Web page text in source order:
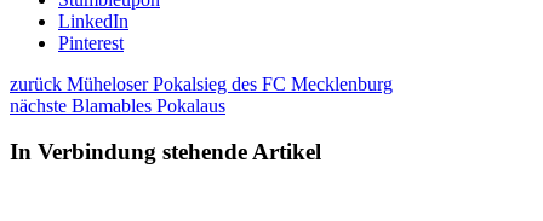
LinkedIn
Pinterest
zurück Müheloser Pokalsieg des FC Mecklenburg
nächste Blamables Pokalaus
In Verbindung stehende Artikel